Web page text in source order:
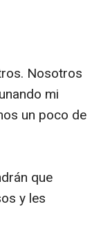
Nosotros
mi
un poco de
que
y les